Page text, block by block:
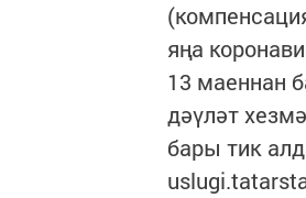
яңа
13 маеннан
дәүләт
бары тик